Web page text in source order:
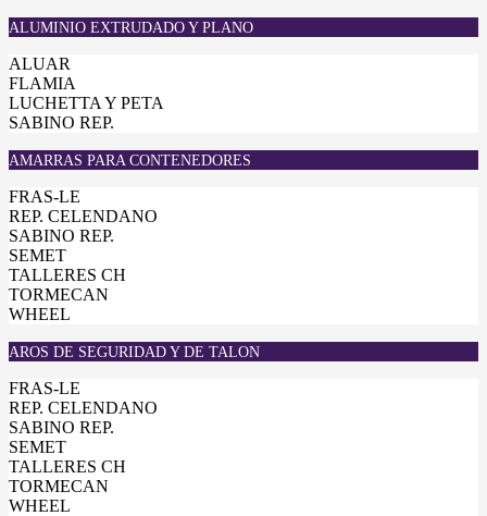
ALUMINIO EXTRUDADO Y PLANO
ALUAR
FLAMIA
LUCHETTA Y PETA
SABINO REP.
AMARRAS PARA CONTENEDORES
FRAS-LE
REP. CELENDANO
SABINO REP.
SEMET
TALLERES CH
TORMECAN
WHEEL
AROS DE SEGURIDAD Y DE TALON
FRAS-LE
REP. CELENDANO
SABINO REP.
SEMET
TALLERES CH
TORMECAN
WHEEL